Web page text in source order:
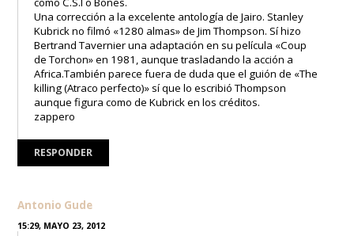
Una corrección a la excelente antología de Jairo. Stanley
Kubrick no filmó «1280 almas» de Jim Thompson. Sí hizo
Bertrand Tavernier una adaptación en su película «Coup
de Torchon» en 1981, aunque trasladando la acción a
Africa.También parece fuera de duda que el guión de «The
killing (Atraco perfecto)» sí que lo escribió Thompson
aunque figura como de Kubrick en los créditos.
zappero
RESPONDER
Antonio Gude
15:29, MAYO 23, 2012